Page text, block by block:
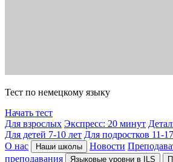
Тест по немецкому языку
Начать тест
Для взрослых Экспресс: 20 минут
Для детей 7-10 лет Для подростков 11-
О нас
Наши школы Новости
преподавания
Языковые уровни в ILS